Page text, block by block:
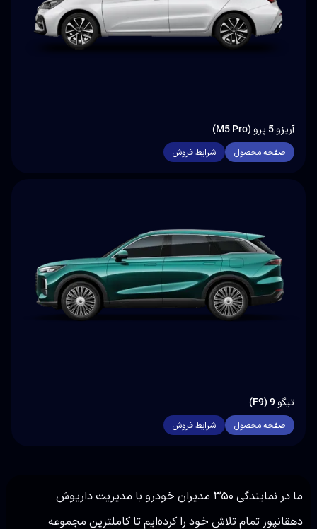
آریزو 5 پرو (M5 Pro)
صفحه محصول شرایط فروش
تیگو 9 (F9)
صفحه محصول شرایط فروش
ما در نمایندگی ۳۵۰ مدیران خودرو با مدیریت داریوش
دهقانپور تمام تلاش خود را کرده‌ایم تا کاملترین مجموعه